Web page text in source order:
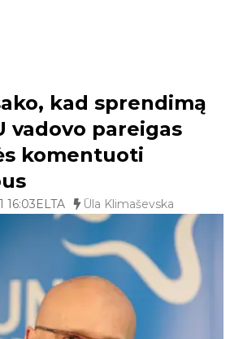
kad sprendimą
vadovo pareigas
komentuoti
16:03ELTA Ūla Klimaševska